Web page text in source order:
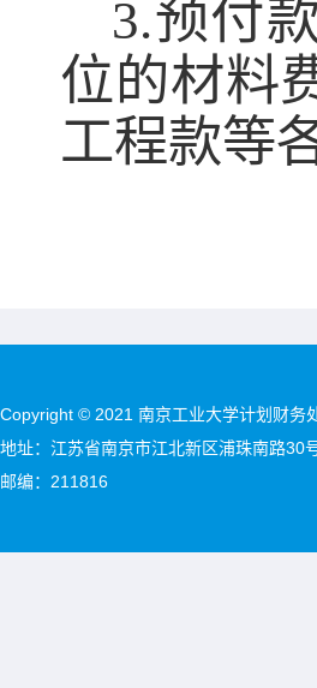
3.预付
位的材料
工程款等
Copyright © 2021 南京工业大学计划财务
地址：江苏省南京市江北新区浦珠南路30
邮编：211816